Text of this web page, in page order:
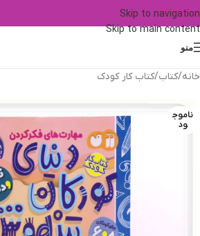
Skip to navigation
Skip to main content
منو
خانه/کتاب/کتاب کار کودک
ناموج
ود